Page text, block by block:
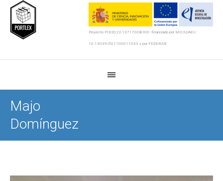
Proyecto PID2022-137170OB-I00- financiado por MICIU/AEI/
10.13039/501100011033 y por FEDER/UE
Majo
Domínguez